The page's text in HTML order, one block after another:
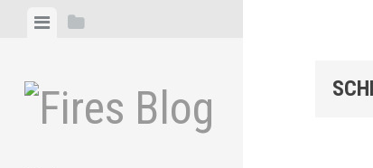
MenüSeitenleiste